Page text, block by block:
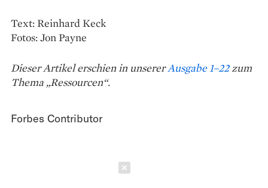
Text: Reinhard Keck
Fotos: Jon Payne
Dieser Artikel erschien in unsererAusgabe 1–22zum
Thema „Ressourcen“.
Forbes Contributor